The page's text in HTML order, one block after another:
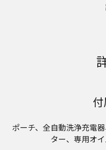
ポーチ、全自動洗浄充電
ター、専用オ